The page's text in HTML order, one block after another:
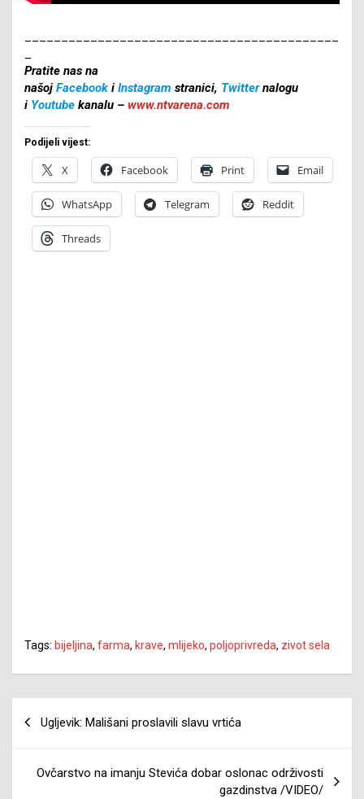
Pratite nas na
našoj Facebook i Instagram stranici, Twitternalogu
i Youtube kanalu – www.ntvarena.com
Podijeli vijest:
X Facebook Print Email
WhatsApp Telegram Reddit
Threads
Tags: bijeljina, farma, krave, mlijeko, poljoprivreda, zivot sela
članaka
Ugljevik: Mališani proslavili slavu vrtića
Ovčarstvo na imanju Stevića dobar oslonac održivosti
gazdinstva /VIDEO/